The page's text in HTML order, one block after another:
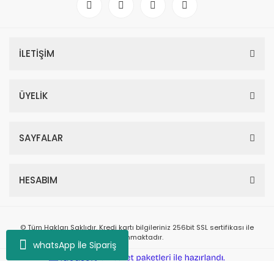
whatsApp İle Sipariş
İLETİŞİM
ÜYELİK
SAYFALAR
HESABIM
© Tüm Hakları Saklıdır. Kredi kartı bilgileriniz 256bit SSL sertifikası ile
korunmaktadır.
e-